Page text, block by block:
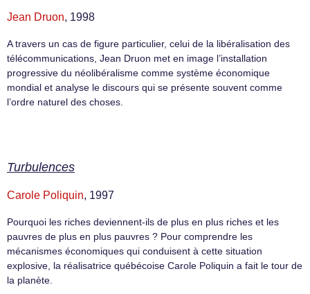
Jean Druon, 1998
A travers un cas de figure particulier, celui de la libéralisation des
télécommunications, Jean Druon met en image l’installation
progressive du néolibéralisme comme système économique
mondial et analyse le discours qui se présente souvent comme
l’ordre naturel des choses.
Turbulences
Carole Poliquin, 1997
Pourquoi les riches deviennent-ils de plus en plus riches et les
pauvres de plus en plus pauvres ? Pour comprendre les
mécanismes économiques qui conduisent à cette situation
explosive, la réalisatrice québécoise Carole Poliquin a fait le tour de
la planète.